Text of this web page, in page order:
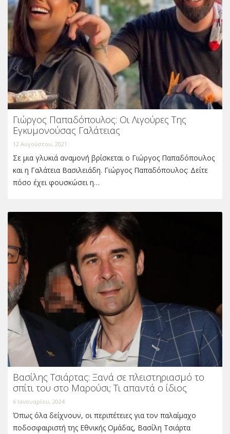
Γιώργος Παπαδόπουλος: Οι Λιγούρες Της
Εγκυμονούσας Γαλάτειας
12 Αυγούστου, 2021
Σε μια γλυκιά αναμονή βρίσκεται ο Γιώργος Παπαδόπουλος
και η Γαλάτεια Βασιλειάδη. Γιώργος Παπαδόπουλος: Δείτε
πόσο έχει φουσκώσει η…
Βασίλης Τσιάρτας: Ξανά σε πλειστηριασμό το
σπίτι του στο Μαρούσι; Τι απαντά ο ίδιος
6 Ιανουαρίου, 2024
Όπως όλα δείχνουν, οι περιπέτειες για τον παλαίμαχο
ποδοσφαιριστή της Εθνικής Ομάδας, Βασίλη Τσιάρτα